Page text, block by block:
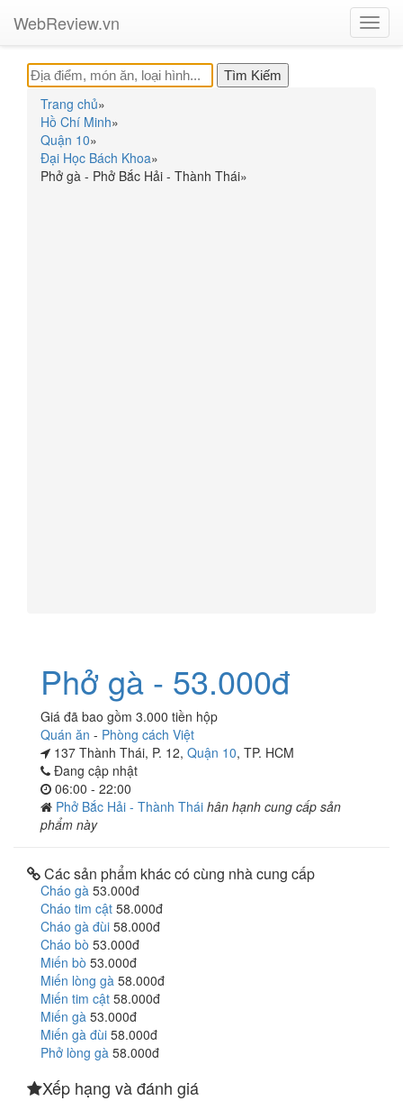
WebReview.vn
Trang chủ»
Hồ Chí Minh»
Quận 10»
Đại Học Bách Khoa»
Phở gà - Phở Bắc Hải - Thành Thái»
Phở gà - 53.000đ
Giá đã bao gồm 3.000 tiền hộp
Quán ăn - Phòng cách Việt
137 Thành Thái, P. 12, Quận 10, TP. HCM
Đang cập nhật
06:00 - 22:00
Phở Bắc Hải - Thành Thái hân hạnh cung cấp sản
phẩm này
Các sản phẩm khác có cùng nhà cung cấp
Cháo gà 53.000đ
Cháo tim cật 58.000đ
Cháo gà đùi 58.000đ
Cháo bò 53.000đ
Miến bò 53.000đ
Miến lòng gà 58.000đ
Miến tim cật 58.000đ
Miến gà 53.000đ
Miến gà đùi 58.000đ
Phở lòng gà 58.000đ
Xếp hạng và đánh giá